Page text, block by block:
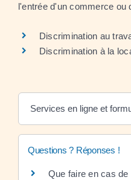
l'entrée d'un commerce ou
Discrimination au
Discrimination à la
Services en ligne et
Questions ? Réponses !
Que faire en cas